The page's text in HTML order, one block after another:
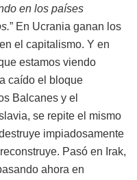
en los países
” En Ucrania ganan los
el capitalismo. Y en
estamos viendo
caído el bloque
Balcanes y el
se repite el mismo
impiadosamente
Pasó en Irak,
ahora en